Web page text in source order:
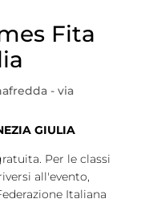
Fita
- via
GIULIA
Per le classi
all'evento,
Italiana